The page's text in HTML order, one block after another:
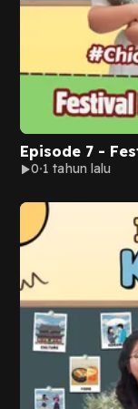
Episode 7 -
0 1 tahun lalu